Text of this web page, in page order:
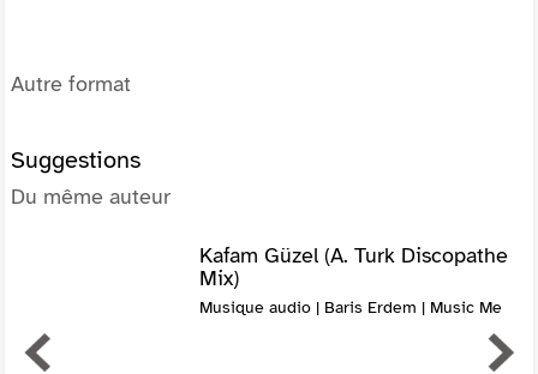
Autre format
Suggestions
Du même auteur
Kafam Güzel (A. Turk Discopathe
Mix)
Musique audio | Baris Erdem | Music Me